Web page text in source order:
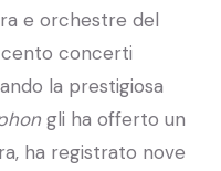
e orchestre del
concerti
la prestigiosa
gli ha offerto un
ha registrato nove